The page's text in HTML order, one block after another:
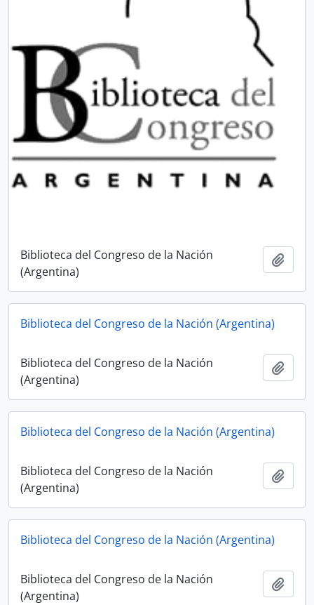
Biblioteca del Congreso de la Nación
(Argentina)
Biblioteca del Congreso de la Nación (Argentina)
Biblioteca del Congreso de la Nación
(Argentina)
Biblioteca del Congreso de la Nación (Argentina)
Biblioteca del Congreso de la Nación
(Argentina)
Biblioteca del Congreso de la Nación (Argentina)
Biblioteca del Congreso de la Nación
(Argentina)